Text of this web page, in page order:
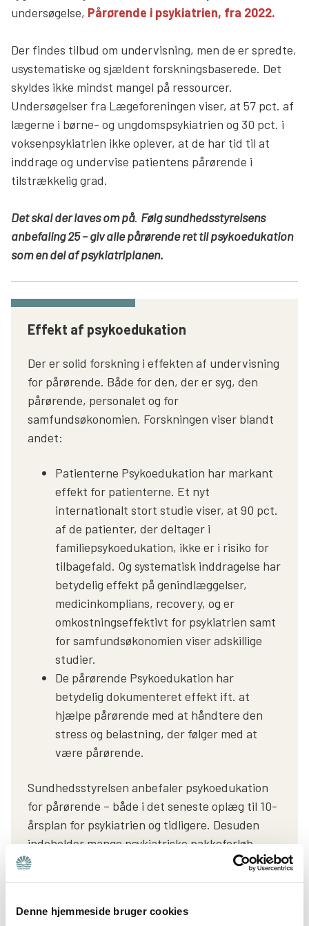
Denne hjemmeside bruger cookies
undersøgelse, Pårørende i psykiatrien, fra 2022.
Der findes tilbud om undervisning, men de er spredte,
usystematiske og sjældent forskningsbaserede. Det
skyldes ikke mindst mangel på ressourcer.
Undersøgelser fra Lægeforeningen viser, at 57 pct. af
lægerne i børne- og ungdomspsykiatrien og 30 pct. i
voksenpsykiatrien ikke oplever, at de har tid til at
inddrage og undervise patientens pårørende i
tilstrækkelig grad.
Det skal der laves om på. Følg sundhedsstyrelsens
anbefaling 25 – giv alle pårørende ret til psykoedukation
som en del af psykiatriplanen.
Effekt af psykoedukation
Der er solid forskning i effekten af undervisning
for pårørende. Både for den, der er syg, den
pårørende, personalet og for
samfundsøkonomien. Forskningen viser blandt
andet:
Patienterne Psykoedukation har markant
effekt for patienterne. Et nyt
internationalt stort studie viser, at 90 pct.
af de patienter, der deltager i
familiepsykoedukation, ikke er i risiko for
tilbagefald. Og systematisk inddragelse har
betydelig effekt på genindlæggelser,
medicinkomplians, recovery, og er
omkostningseffektivt for psykiatrien samt
for samfundsøkonomien viser adskillige
studier.
De pårørende Psykoedukation har
betydelig dokumenteret effekt ift. at
hjælpe pårørende med at håndtere den
stress og belastning, der følger med at
være pårørende.
Sundhedsstyrelsen anbefaler psykoedukation
for pårørende – både i det seneste oplæg til 10-
årsplan for psykiatrien og tidligere. Desuden
indeholder mange psykiatriske pakkeforløb,
kliniske retningslinjer, referenceprogrammer og
forløbsprogrammer anbefalinger af
af Dansk Psykiatrisk Selskab Hvidbog fra 2021,